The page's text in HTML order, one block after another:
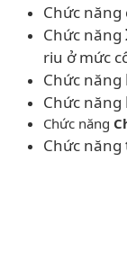
Chức
Chức năng
riu ở mức
Chức năng
Chức năng
Chức năng
Chức năng